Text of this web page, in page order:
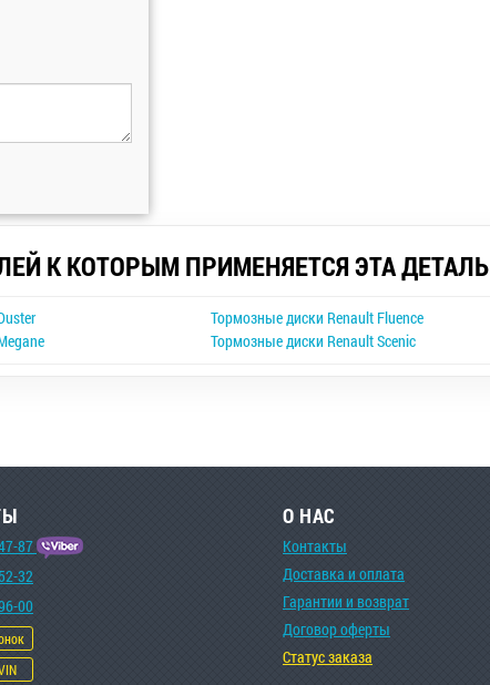
К КОТОРЫМ ПРИМЕНЯЕТСЯ ЭТА ДЕТАЛЬ
Тормозные диски Renault Fluence
Тормозные диски Renault Scenic
87
32
00
О НАС
Контакты
Доставка и оплата
Гарантии и возврат
Договор оферты
Статус заказа